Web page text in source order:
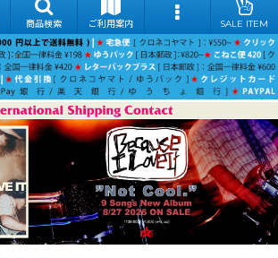
商品検索 ご利用案内 SALE ITEM